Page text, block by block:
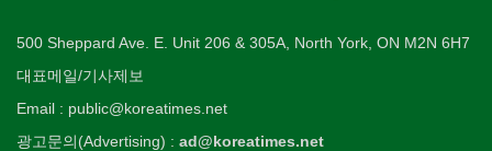
500 Sheppard Ave. E. Unit 206 & 305A, North York, ON M2N 6H7
대표메일/기사제보
Email : public@koreatimes.net
광고문의(Advertising) : ad@koreatimes.net